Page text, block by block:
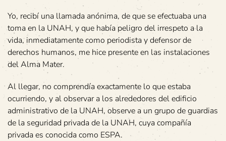
Yo, recibí una llamada anónima, de que se efectuaba una
toma en la UNAH, y que había peligro del irrespeto a la
vida, inmediatamente como periodista y defensor de
derechos humanos, me hice presente en las instalaciones
del Alma Mater.
Al llegar, no comprendía exactamente lo que estaba
ocurriendo, y al observar a los alrededores del edificio
administrativo de la UNAH, observe a un grupo de guardias
de la seguridad privada de la UNAH, cuya compañía
privada es conocida como ESPA.